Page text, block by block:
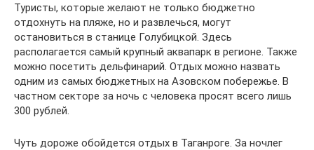
Туристы, которые желают не только бюджетно
отдохнуть на пляже, но и развлечься, могут
остановиться в станице Голубицкой. Здесь
располагается самый крупный аквапарк в регионе. Также
можно посетить дельфинарий. Отдых можно назвать
одним из самых бюджетных на Азовском побережье. В
частном секторе за ночь с человека просят всего лишь
300 рублей.
Чуть дороже обойдется отдых в Таганроге. За ночлег